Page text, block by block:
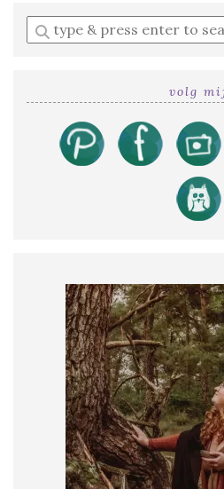
Enter
a
volg